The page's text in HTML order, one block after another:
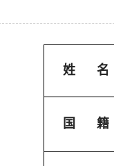
姓 名
国 籍